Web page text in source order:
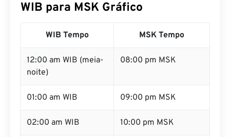
WIB para MSK Gráfico
WIB Tempo MSK Tempo
12:00 am WIB (meia-
noite)
08:00 pm MSK
01:00 am WIB 09:00 pm MSK
02:00 am WIB 10:00 pm MSK